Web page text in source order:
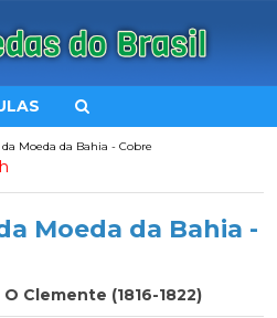
da Moeda da Bahia - Cobre
Moeda da Bahia -
Clemente (1816-1822)